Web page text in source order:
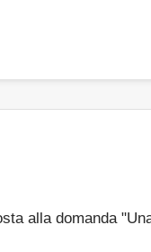
alla domanda